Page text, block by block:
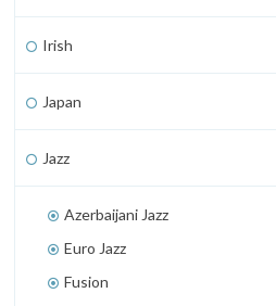
Irish
Japan
Jazz
Azerbaijani Jazz
Euro Jazz
Fusion